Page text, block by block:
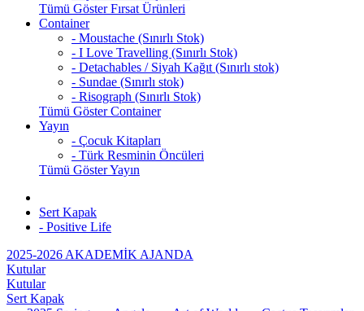
Tümü Göster Fırsat Ürünleri
Container
- Moustache (Sınırlı Stok)
- I Love Travelling (Sınırlı Stok)
- Detachables / Siyah Kağıt (Sınırlı stok)
- Sundae (Sınırlı stok)
- Risograph (Sınırlı Stok)
Tümü Göster Container
Yayın
- Çocuk Kitapları
- Türk Resminin Öncüleri
Tümü Göster Yayın
Sert Kapak
- Positive Life
2025-2026 AKADEMİK AJANDA
Kutular
Kutular
Sert Kapak